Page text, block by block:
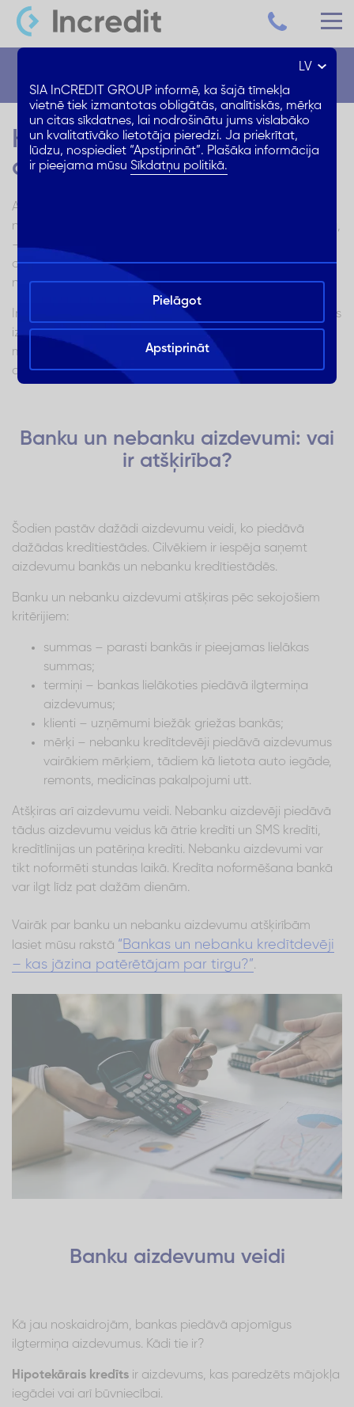
Kā darbojas banku
aizdevumi Latvijā?
Aizdevums ir finanšu instruments, kas ļauj aizņemties
naudu no aizdevēja – bankas vai nebankas kredītdevēja,
– lai finansētu kaut ko, ko vēlaties iegādāties. Ir pieejami
dažādi aizdevumu veidi, un katram no tiem ir savi
noteikumi, procentu likmes un atmaksas grafiki.
Ir svarīgi kredītus izmantot atbildīgi un pirms aizņemšanās
izprast kredīta noteikumus un nosacījumus. Šajā rakstā
mēs pastāstīsim par visu, kas jāzina par banku
aizdevumiem Latvijā.
Banku un nebanku aizdevumi: vai
ir atšķirība?
Šodien pastāv dažādi aizdevumu veidi, ko piedāvā
dažādas kredītiestādes. Cilvēkiem ir iespēja saņemt
aizdevumu bankās un nebanku kredītiestādēs.
Banku un nebanku aizdevumi atšķiras pēc sekojošiem
kritērijiem:
summas – parasti bankās ir pieejamas lielākas
summas;
termiņi – bankas lielākoties piedāvā ilgtermiņa
aizdevumus;
klienti – uzņēmumi biežāk griežas bankās;
mērķi – nebanku kredītdevēji piedāvā aizdevumus
vairākiem mērķiem, tādiem kā lietota auto iegāde,
remonts, medicīnas pakalpojumi utt.
Atšķiras arī aizdevumu veidi. Nebanku aizdevēji piedāvā
tādus aizdevumu veidus kā ātrie kredīti un SMS kredīti,
kredītlīnijas un patēriņa kredīti. Nebanku aizdevumi var
tikt noformēti stundas laikā. Kredīta noformēšana bankā
var ilgt līdz pat dažām dienām.
Vairāk par banku un nebanku aizdevumu atšķirībām
lasiet mūsu rakstā “Bankas un nebanku kredītdevēji
– kas jāzina patērētājam par tirgu?”.
Banku aizdevumu veidi
Kā jau noskaidrojām, bankas piedāvā apjomīgus
ilgtermiņa aizdevumus. Kādi tie ir?
Hipotekārais kredīts ir aizdevums, kas paredzēts mājokļa
iegādei vai arī būvniecībai.
LV
SIA InCREDIT GROUP informē, ka šajā tīmekļa
vietnē tiek izmantotas obligātās, analītiskās, mērķa
un citas sīkdatnes, lai nodrošinātu jums vislabāko
un kvalitatīvāko lietotāja pieredzi. Ja priekrītat,
lūdzu, nospiediet “Apstiprināt”. Plašāka informācija
ir pieejama mūsuSīkdatņu politikā.
Pielāgot
Apstiprināt